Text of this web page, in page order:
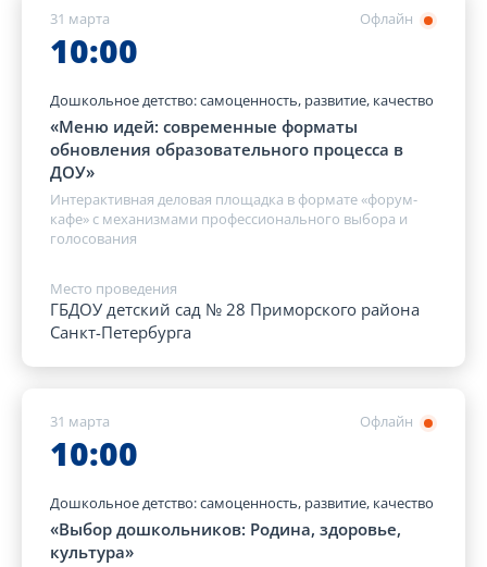
Офлайн
31 марта
10:00
Дошкольное детство: самоценность, развитие, качество
«Меню идей: современные форматы
обновления образовательного процесса в
ДОУ»
Интерактивная деловая площадка в формате «форум-
кафе» с механизмами профессионального выбора и
голосования
Место проведения
ГБДОУ детский сад № 28 Приморского района
Санкт-Петербурга
Офлайн
31 марта
10:00
Дошкольное детство: самоценность, развитие, качество
«Выбор дошкольников: Родина, здоровье,
культура»